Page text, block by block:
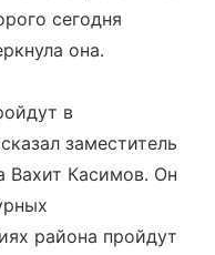
сегодня
она.
в
заместитель
Вахит Касимов. Он
района пройдут